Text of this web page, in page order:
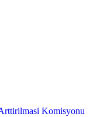
Komisyonu